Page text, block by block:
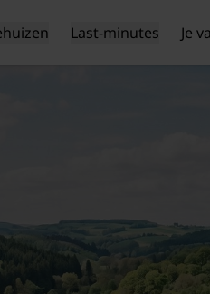
Last-minutes Je